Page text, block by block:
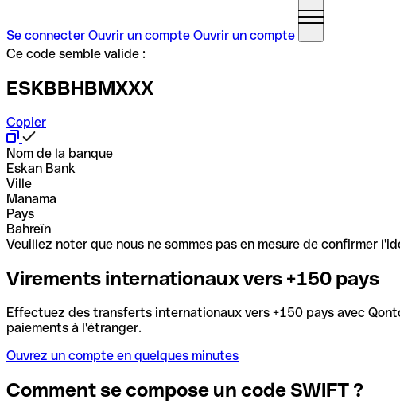
Se connecter Ouvrir un compte Ouvrir un compte
Ce code semble valide :
ESKBBHBMXXX
Copier
Nom de la banque
Eskan Bank
Ville
Manama
Pays
Bahreïn
Veuillez noter que nous ne sommes pas en mesure de confirmer
Virements internationaux vers +150 pays
Effectuez des transferts internationaux vers +150 pays avec
paiements à l'étranger.
Ouvrez un compte en quelques minutes
Comment se compose un code SWIFT ?